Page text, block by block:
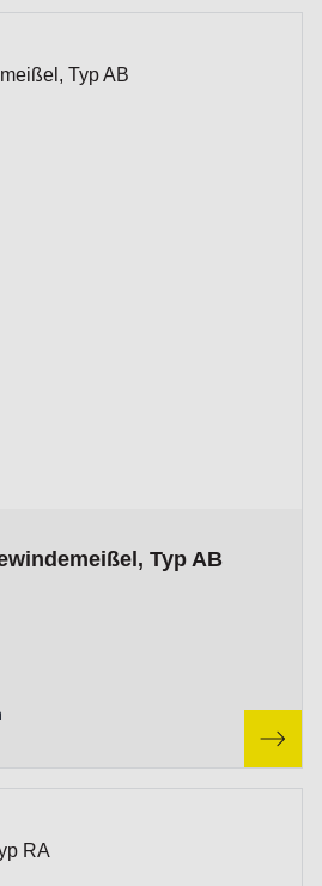
Typ AB